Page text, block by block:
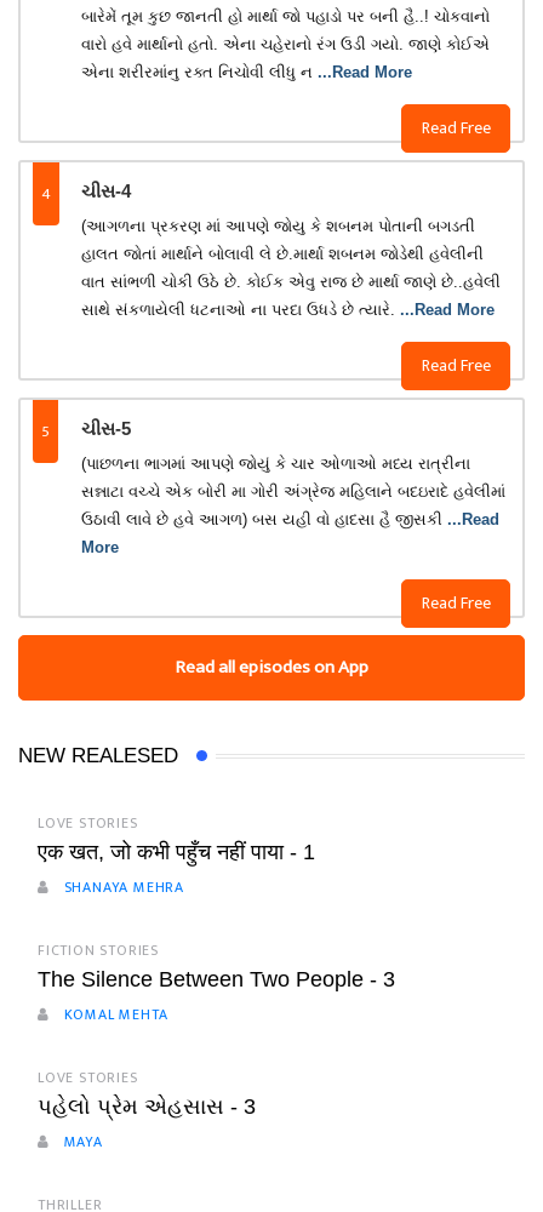
Read Free
બારેમેં તૂમ કુછ જાનતી હો માર્થા જો પહાડો પર બની હૈ..! ચોકવાનો
વારો હવે માર્થાનો હતો. એના ચહેરાનો રંગ ઉડી ગયો. જાણે કોઈએ
એના શરીરમાંનુ રક્ત નિચોવી લીધુ ન ...Read More
4 ચીસ-4
Read Free
(આગળના પ્રકરણ માં આપણે જોયુ કે શબનમ પોતાની બગડતી
હાલત જોતાં માર્થાને બોલાવી લે છે.માર્થા શબનમ જોડેથી હવેલીની
વાત સાંભળી ચોકી ઉઠે છે. કોઈક એવુ રાજ છે માર્થા જાણે છે..હવેલી
સાથે સંકળાયેલી ધટનાઓ ના પરદા ઉધડે છે ત્યારે. ...Read More
5 ચીસ-5
Read Free
(પાછળના ભાગમાં આપણે જોયું કે ચાર ઓળાઓ મધ્ય રાત્રીના
સન્નાટા વચ્ચે એક બોરી મા ગોરી અંગ્રેજ મહિલાને બદઇરાદે હવેલીમાં
ઉઠાવી લાવે છે હવે આગળ) બસ યહી વો હાદસા હૈ જીસકી ...Read
More
Read all episodes on App
NEW REALESED
LOVE STORIES
एक खत, जो कभी पहुँच नहीं पाया - 1
SHANAYA MEHRA
FICTION STORIES
The Silence Between Two People - 3
KOMAL MEHTA
LOVE STORIES
પહેલો પ્રેમ એહસાસ - 3
MAYA
THRILLER